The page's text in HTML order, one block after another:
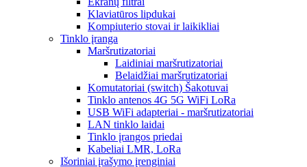
Klaviatūros lipdukai
Kompiuterio stovai ir laikikliai
Tinklo įranga
Maršrutizatoriai
Laidiniai maršrutizatoriai
Belaidžiai maršrutizatoriai
Komutatoriai (switch) Šakotuvai
Tinklo antenos 4G 5G WiFi LoRa
USB WiFi adapteriai - maršrutizatoriai
LAN tinklo laidai
Tinklo įrangos priedai
Kabeliai LMR, LoRa
Išoriniai įrašymo įrenginiai